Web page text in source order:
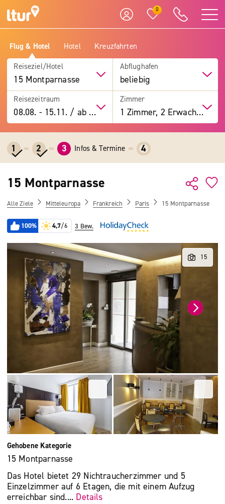
0
Flug & Hotel Hotel Kreuzfahrten
Reiseziel/Hotel
15 Montparnasse
Abflughafen
beliebig
Reisezeitraum
08.08. -15.11. / ab 7 Tage
Zimmer
1 Zimmer, 2 Erwachsene
1 2 3 Infos & Termine 4
15 Montparnasse
Alle Ziele Mitteleuropa Frankreich Paris 15 Montparnasse
100% 4,7/6 3 Bew.
Gehobene Kategorie
15 Montparnasse
Das Hotel bietet 29 Nichtraucherzimmer und 5
Einzelzimmer auf 6 Etagen, die mit einem Aufzug
erreichbar sind.... Details